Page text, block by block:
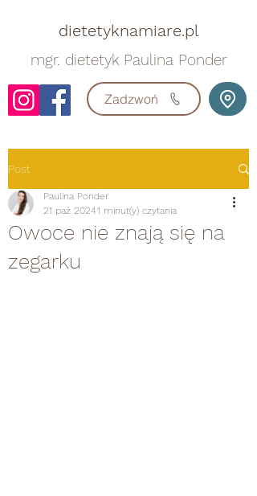
dietetyknamiare.pl
mgr. dietetyk Paulina Ponder
Zadzwoń
Post
Owoce nie znają się na
zegarku
Paulina Ponder
21 paź 20241 minut(y) czytania